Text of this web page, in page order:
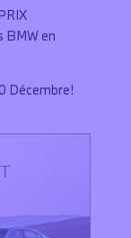
BMW en
Décembre!